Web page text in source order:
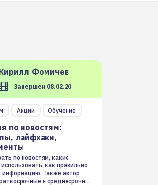
Кирилл Фомичев
Завершен 08.02.20
Акции Обучение
по новостям:
лайфхаки,
по новостям, какие
как правильно
информацию. Также автор
и среднесрочные